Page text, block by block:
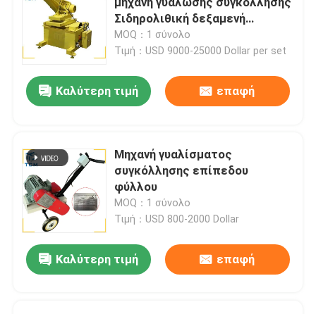
Σιδηρολιθική δεξαμενή
Αυτοματοποιημένη μηχανή
γυάλωσης
MOQ：1 σύνολο
Τιμή：USD 9000-25000 Dollar per set
Καλύτερη τιμή επαφή
Μηχανή γυαλίσματος
συγκόλλησης επίπεδου
φύλλου
MOQ：1 σύνολο
Τιμή：USD 800-2000 Dollar
Καλύτερη τιμή επαφή